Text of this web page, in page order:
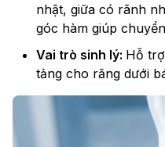
nhật, giữa có rãnh
góc hàm giúp
Vai trò sinh lý: Hỗ
tảng cho răng dưới